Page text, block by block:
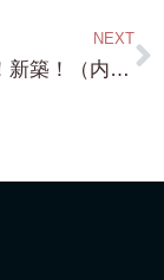
NEXT
2,670万円！新築！（内装）琵琶湖浜付き土地（湖西エリアで琵琶湖の水が非常に綺麗な場所）・敷地約45坪と Air Stream のセット販売・Air Stream は、内装は新築で バス・トイレ・ベッド・キッチン装備・⇨南禅寺界隈の邸宅・琵琶湖浜付き物件の詳細や情報開示の方法に関しては、弊社の LINE Account を 登録後(LINE ID reirealestate) LINE より問合せ下さい ！